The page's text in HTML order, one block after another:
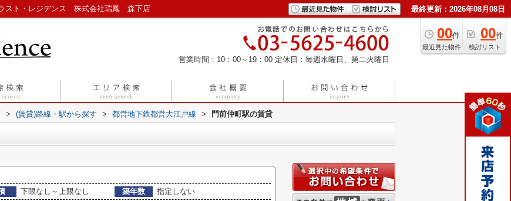
スト・レジデンス 株式会社瑞鳳 森下店 最終更新：2026年08月08日
00件
最近見た物件
00件
検討リスト
営業時間：10：00～19：00 定休日：毎週水曜日、第二火曜日
> (賃貸)路線・駅から探す > 都営地下鉄都営大江戸線 > 門前仲町駅の賃貸
下限なし～上限なし 築年数
指定しない